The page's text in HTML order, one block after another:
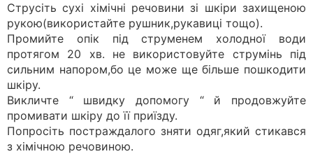
Струсіть сухі хімічні речовини зі шкіри захищеною
рукою(використайте рушник,рукавиці тощо).
Промийте опік під струменем холодної води
протягом 20 хв. не використовуйте струмінь під
сильним напором,бо це може ще більше пошкодити
шкіру.
Викличте “ швидку допомогу “ й продовжуйте
промивати шкіру до її приїзду.
Попросіть постраждалого зняти одяг,який стикався
з хімічною речовиною.